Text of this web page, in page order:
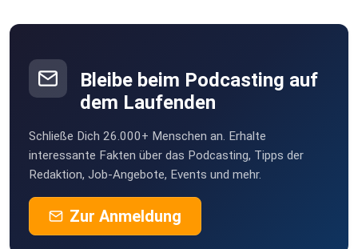
Bleibe beim Podcasting auf
dem Laufenden
Schließe Dich 26.000+ Menschen an. Erhalte
interessante Fakten über das Podcasting, Tipps der
Redaktion, Job-Angebote, Events und mehr.
Zur Anmeldung